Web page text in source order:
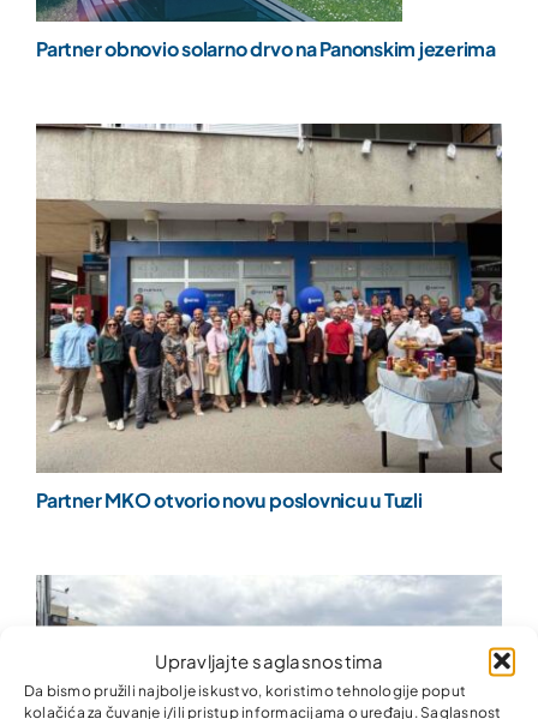
Upravljajte saglasnostima
Da bismo pružili najbolje iskustvo, koristimo tehnologije poput
kolačića za čuvanje i/ili pristup informacijama o uređaju. Saglasnost
Partner obnovio solarno drvo na Panonskim jezerima
Partner MKO otvorio novu poslovnicu u Tuzli